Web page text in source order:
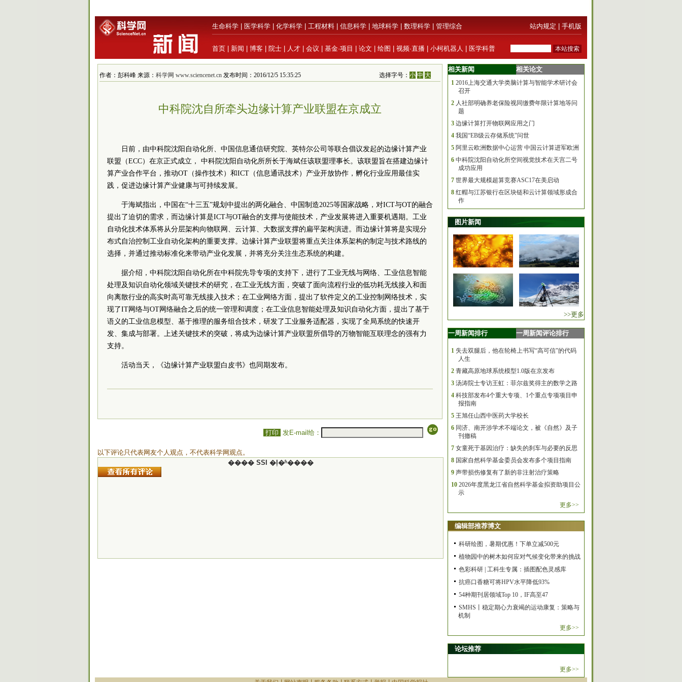
生命科学 医学科学 化学科学 工程材料 信息科学 地球科学 数理科学 管理综合 站内规定 手机版
首页 新闻 博客 院士 人才 会议 基金·项目 论文 绘图 视频·直播 小柯机器人 医学科普
作者：彭科峰 来源： 科学网 www.sciencenet.cn 发布时间：2016/12/5 15:35:25 选择字号：小 中 大
中科院沈自所牵头边缘计算产业联盟在京成立
日前，由中科院沈阳自动化所、中国信息通信研究院、英特尔公司等联合倡议发起的边缘计算产业
联盟（ECC）在京正式成立， 中科院沈阳自动化所所长于海斌任该联盟理事长。该联盟旨在搭建边缘计
算产业合作平台，推动OT（操作技术）和ICT（信息通讯技术）产业开放协作，孵化行业应用最佳实
践，促进边缘计算产业健康与可持续发展。
于海斌指出，中国在“十三五”规划中提出的两化融合、中国制造2025等国家战略，对ICT与OT的融合
提出了迫切的需求，而边缘计算是ICT与OT融合的支撑与使能技术，产业发展将进入重要机遇期。工业
自动化技术体系将从分层架构向物联网、云计算、大数据支撑的扁平架构演进。而边缘计算将是实现分
布式自治控制工业自动化架构的重要支撑。边缘计算产业联盟将重点关注体系架构的制定与技术路线的
选择，并通过推动标准化来带动产业化发展，并将充分关注生态系统的构建。
据介绍，中科院沈阳自动化所在中科院先导专项的支持下，进行了工业无线与网络、工业信息智能
处理及知识自动化领域关键技术的研究，在工业无线方面，突破了面向流程行业的低功耗无线接入和面
向离散行业的高实时高可靠无线接入技术；在工业网络方面，提出了软件定义的工业控制网络技术，实
现了IT网络与OT网络融合之后的统一管理和调度；在工业信息智能处理及知识自动化方面，提出了基于
语义的工业信息模型、基于推理的服务组合技术，研发了工业服务适配器，实现了全局系统的快速开
发、集成与部署。上述关键技术的突破，将成为边缘计算产业联盟所倡导的万物智能互联理念的强有力
支持。
活动当天，《边缘计算产业联盟白皮书》也同期发布。
打印 发E-mail给：
以下评论只代表网友个人观点，不代表科学网观点。
���� SSI �ļ�ʱ����
相关新闻 相关论文
1 2016上海交通大学类脑计算与智能学术研讨会
召开
2 人社部明确养老保险视同缴费年限计算地等问
题
3 边缘计算打开物联网应用之门
4 我国“EB级云存储系统”问世
5 阿里云欧洲数据中心运营 中国云计算进军欧洲
6 中科院沈阳自动化所空间视觉技术在天宫二号
成功应用
7 世界最大规模超算竞赛ASC17在美启动
8 红帽与江苏银行在区块链和云计算领域形成合
作
图片新闻
>>更多
一周新闻排行 一周新闻评论排行
1 失去双腿后，他在轮椅上书写“高可信”的代码
人生
2 青藏高原地球系统模型1.0版在京发布
3 汤涛院士专访王虹：菲尔兹奖得主的数学之路
4 科技部发布4个重大专项、1个重点专项项目申
报指南
5 王旭任山西中医药大学校长
6 同济、南开涉学术不端论文，被《自然》及子
刊撤稿
7 女童死于基因治疗：缺失的刹车与必要的反思
8 国家自然科学基金委员会发布多个项目指南
9 声带损伤修复有了新的非注射治疗策略
10 2026年度黑龙江省自然科学基金拟资助项目公
示
更多>>
编辑部推荐博文
科研绘图，暑期优惠！下单立减500元
植物园中的树木如何应对气候变化带来的挑战
色彩科研 | 工科生专属：插图配色灵感库
抗癌口香糖可将HPV水平降低93%
54种期刊居领域Top 10，IF高至47
SMHS丨稳定期心力衰竭的运动康复：策略与
机制
更多>>
论坛推荐
更多>>